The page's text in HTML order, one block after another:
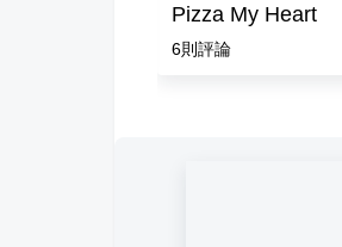
Pizza My Heart
6則評論